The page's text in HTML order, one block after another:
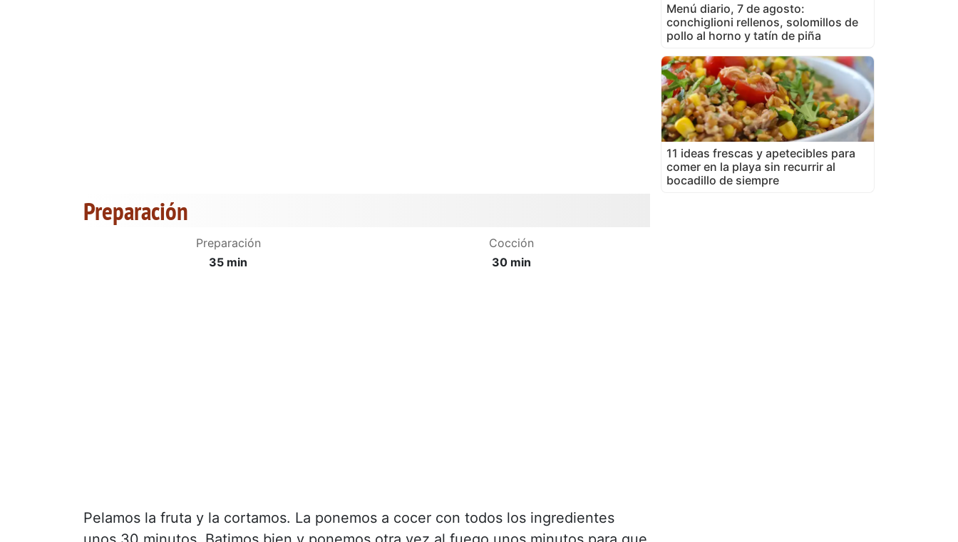
Preparación
Preparación
35 min
Cocción
30 min
Pelamos la fruta y la cortamos. La ponemos a cocer con todos los ingredientes
Menú diario, 7 de agosto:
conchiglioni rellenos, solomillos de
pollo al horno y tatín de piña
11 ideas frescas y apetecibles para
comer en la playa sin recurrir al
bocadillo de siempre